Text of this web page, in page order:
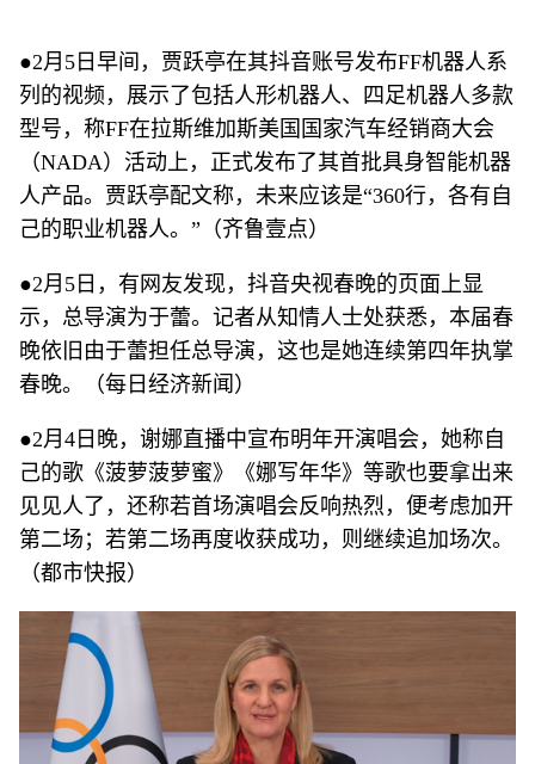
●2月5日早间，贾跃亭在其抖音账号发布FF机器人系
列的视频，展示了包括人形机器人、四足机器人多款
型号，称FF在拉斯维加斯美国国家汽车经销商大会
（NADA）活动上，正式发布了其首批具身智能机器
人产品。贾跃亭配文称，未来应该是“360行，各有自
己的职业机器人。”（齐鲁壹点）
●2月5日，有网友发现，抖音央视春晚的页面上显
示，总导演为于蕾。记者从知情人士处获悉，本届春
晚依旧由于蕾担任总导演，这也是她连续第四年执掌
春晚。（每日经济新闻）
●2月4日晚，谢娜直播中宣布明年开演唱会，她称自
己的歌《菠萝菠萝蜜》《娜写年华》等歌也要拿出来
见见人了，还称若首场演唱会反响热烈，便考虑加开
第二场；若第二场再度收获成功，则继续追加场次。
（都市快报）